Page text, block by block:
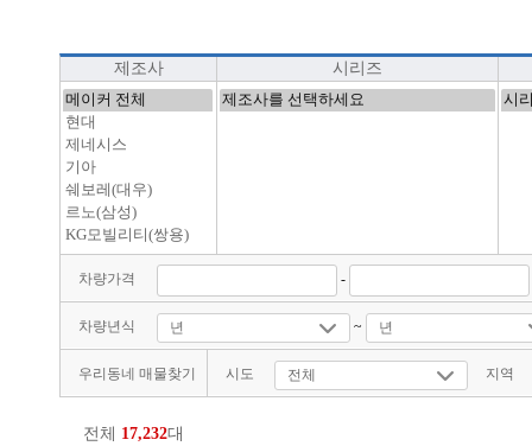
제조사 시리즈
차량가격 -
차량년식 ~
우리동네 매물찾기 시도 지역
전체 17,232대